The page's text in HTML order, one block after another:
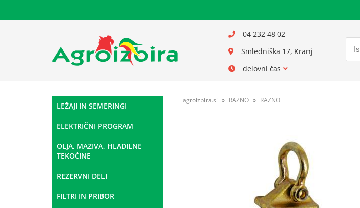
04 232 48 02
Smledniška 17, Kranj
delovni čas
LEŽAJI IN SEMERINGI
ELEKTRIČNI PROGRAM
OLJA, MAZIVA, HLADILNE
TEKOČINE
REZERVNI DELI
FILTRI IN PRIBOR
agroizbira.si RAZNO RAZNO